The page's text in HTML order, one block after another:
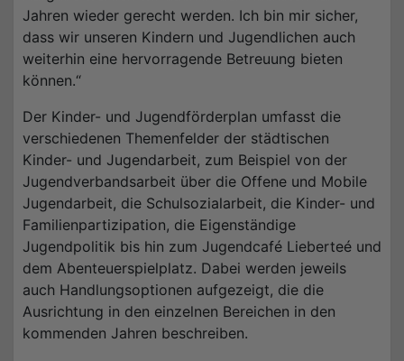
Jahren wieder gerecht werden. Ich bin mir sicher,
dass wir unseren Kindern und Jugendlichen auch
weiterhin eine hervorragende Betreuung bieten
können.“
Der Kinder- und Jugendförderplan umfasst die
verschiedenen Themenfelder der städtischen
Kinder- und Jugendarbeit, zum Beispiel von der
Jugendverbandsarbeit über die Offene und Mobile
Jugendarbeit, die Schulsozialarbeit, die Kinder- und
Familienpartizipation, die Eigenständige
Jugendpolitik bis hin zum Jugendcafé Lieberteé und
dem Abenteuerspielplatz. Dabei werden jeweils
auch Handlungsoptionen aufgezeigt, die die
Ausrichtung in den einzelnen Bereichen in den
kommenden Jahren beschreiben.